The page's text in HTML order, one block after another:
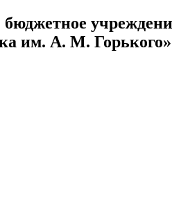
бюджетное
им. А. М. Горького»